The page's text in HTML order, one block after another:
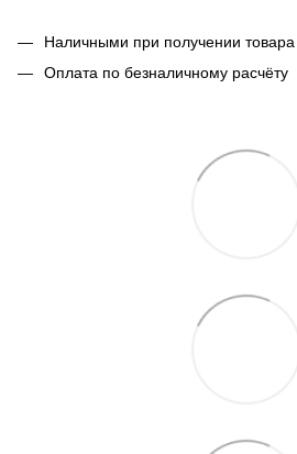
Наличными при получении товара
Оплата по безналичному расчёту